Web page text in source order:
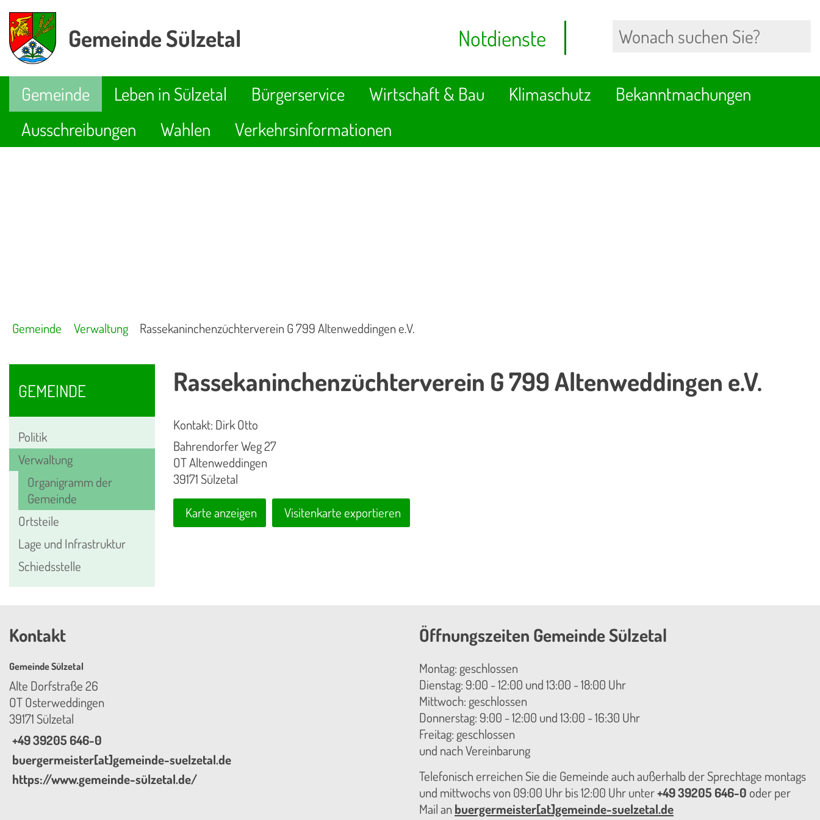
Gemeinde Sülzetal Notdienste
Gemeinde Leben in Sülzetal Bürgerservice Wirtschaft & Bau Klimaschutz
Bekanntmachungen
Ausschreibungen
Wahlen Verkehrsinformationen
Gemeinde Verwaltung Rassekaninchenzüchterverein G 799 Altenweddingen e.V.
GEMEINDE
Politik
Verwaltung
Organigramm der
Gemeinde
Ortsteile
Lage und Infrastruktur
Schiedsstelle
Rassekaninchenzüchterverein G 799 Altenweddingen e.V.
Kontakt: Dirk Otto
Bahrendorfer Weg 27
OT Altenweddingen
39171 Sülzetal
Karte anzeigen Visitenkarte exportieren
Kontakt
Gemeinde Sülzetal
Alte Dorfstraße 26
OT Osterweddingen
39171 Sülzetal
+49 39205 646-0
buergermeister[at]gemeinde-suelzetal.de
https://www.gemeinde-sülzetal.de/
Öffnungszeiten Gemeinde Sülzetal
Montag: geschlossen
Dienstag: 9:00 - 12:00 und 13:00 - 18:00 Uhr
Mittwoch: geschlossen
Donnerstag: 9:00 - 12:00 und 13:00 - 16:30 Uhr
Freitag: geschlossen
und nach Vereinbarung
Telefonisch erreichen Sie die Gemeinde auch außerhalb der Sprechtage montags
und mittwochs von 09:00 Uhr bis 12:00 Uhr unter+49 39205 646-0 oder per
Mail an buergermeister[at]gemeinde-suelzetal.de